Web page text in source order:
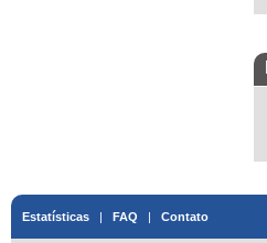
Estatísticas | FAQ | Contato